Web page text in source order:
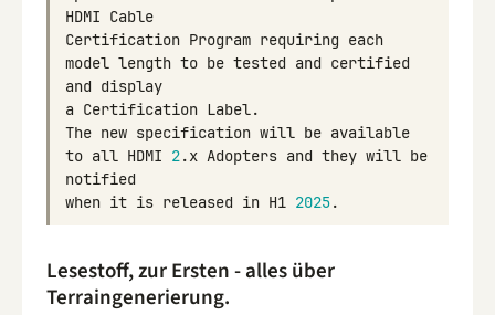
HDMI Cable
Certification Program requiring each
model length to be tested and certified
and display
a Certification Label.
The new specification will be available
to all HDMI 2.x Adopters and they will be
notified
when it is released in H1 2025.
Lesestoff, zur Ersten - alles über
Terraingenerierung.